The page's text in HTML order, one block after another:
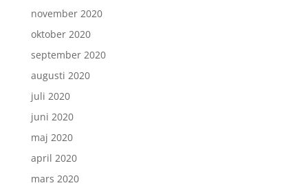
november 2020
oktober 2020
september 2020
augusti 2020
juli 2020
juni 2020
maj 2020
april 2020
mars 2020